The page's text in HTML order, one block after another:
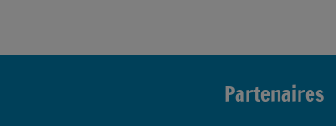
Partenaires